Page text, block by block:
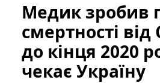
Медик зробив
смертності від
до кінця 2020
чекає Україну